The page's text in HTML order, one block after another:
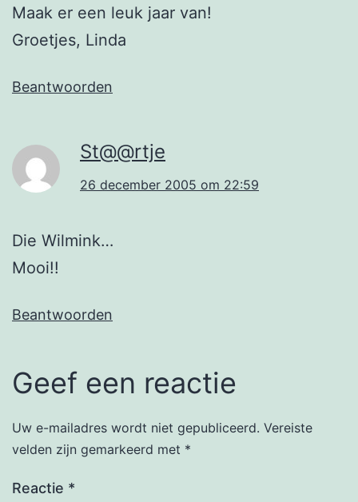
Maak er een leuk jaar van!
Groetjes, Linda
Beantwoorden
St@@rtje
26 december 2005 om 22:59
Die Wilmink…
Mooi!!
Beantwoorden
Geef een reactie
Uw e-mailadres wordt niet gepubliceerd. Vereiste
velden zijn gemarkeerd met *
Reactie *